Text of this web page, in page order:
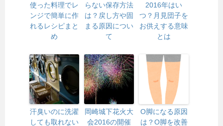
使った料理でレ
ンジで簡単に作
れるレシピまと
め
らない保存方法
は？戻し方や固
まる原因につい
て
2016年はい
つ？月見団子を
お供えする意味
とは
汗臭いのに洗濯
しても取れない
岡崎城下花火大
会2016の開催
O脚になる原因
は？O脚を改善